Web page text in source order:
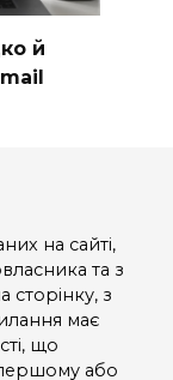
й
на сайті,
та з
з
має
що
або